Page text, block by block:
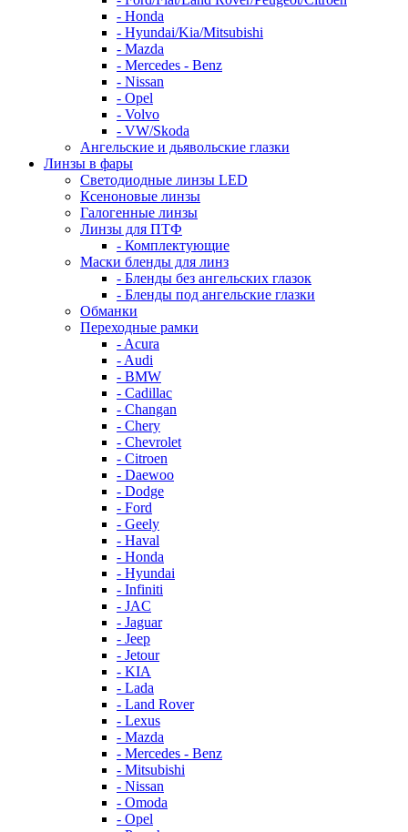
- Honda
- Hyundai/Kia/Mitsubishi
- Mazda
- Mercedes - Benz
- Nissan
- Opel
- Volvo
- VW/Skoda
Ангельские и дьявольские глазки
Линзы в фары
Светодиодные линзы LED
Ксеноновые линзы
Галогенные линзы
Линзы для ПТФ
- Комплектующие
Маски бленды для линз
- Бленды без ангельских глазок
- Бленды под ангельские глазки
Обманки
Переходные рамки
- Acura
- Audi
- BMW
- Cadillac
- Changan
- Chery
- Chevrolet
- Citroen
- Daewoo
- Dodge
- Ford
- Geely
- Haval
- Honda
- Hyundai
- Infiniti
- JAC
- Jaguar
- Jeep
- Jetour
- KIA
- Lada
- Land Rover
- Lexus
- Mazda
- Mercedes - Benz
- Mitsubishi
- Nissan
- Omoda
- Opel